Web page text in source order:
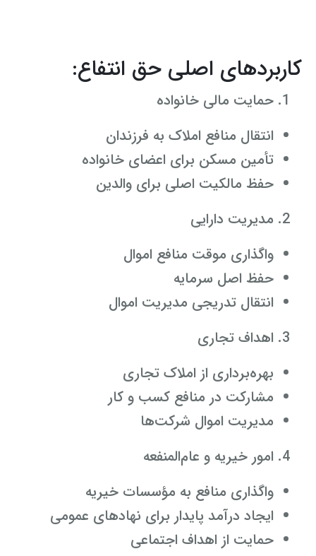
کاربردهای اصلی حق انتفاع:
حمایت مالی خانواده
انتقال منافع املاک به فرزندان
تأمین مسکن برای اعضای خانواده
حفظ مالکیت اصلی برای والدین
مدیریت دارایی
واگذاری موقت منافع اموال
حفظ اصل سرمایه
انتقال تدریجی مدیریت اموال
اهداف تجاری
بهره‌برداری از املاک تجاری
مشارکت در منافع کسب و کار
مدیریت اموال شرکت‌ها
امور خیریه و عام‌المنفعه
واگذاری منافع به مؤسسات خیریه
ایجاد درآمد پایدار برای نهادهای عمومی
حمایت از اهداف اجتماعی